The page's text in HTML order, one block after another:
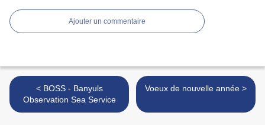
Ajouter un commentaire
< BOSS - Banyuls
Observation Sea Service
Voeux de nouvelle année >